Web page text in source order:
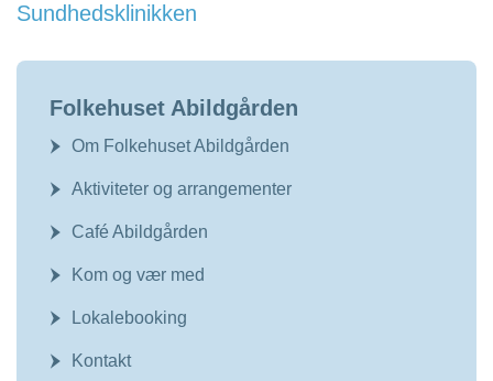
Sundhedsklinikken
Folkehuset Abildgården
Om Folkehuset Abildgården
Aktiviteter og arrangementer
Café Abildgården
Kom og vær med
Lokalebooking
Kontakt